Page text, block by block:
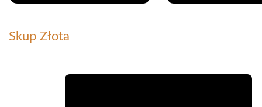
Skup Złota